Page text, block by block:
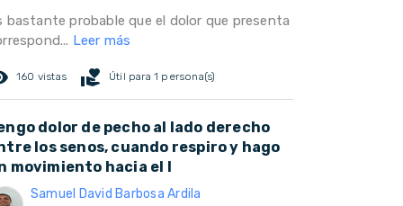
bastante probable que el dolor que presenta
Leer más
160 vistas volunteer_activism Útil para 1 persona(s)
dolor de pecho al lado derecho
los senos, cuando respiro y hago
movimiento hacia el l
Samuel David Barbosa Ardila